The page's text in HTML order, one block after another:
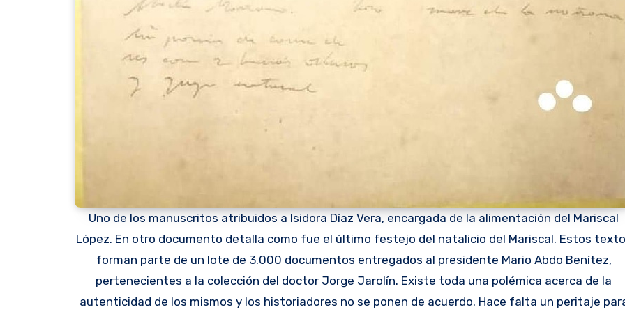
Uno de los manuscritos atribuidos a Isidora Díaz Vera, encargada de la alimentación del Mariscal
López. En otro documento detalla como fue el último festejo del natalicio del Mariscal. Estos
forman parte de un lote de 3.000 documentos entregados al presidente Mario Abdo Benítez,
pertenecientes a la colección del doctor Jorge Jarolín. Existe toda una polémica acerca de la
autenticidad de los mismos y los historiadores no se ponen de acuerdo. Hace falta un peritaje